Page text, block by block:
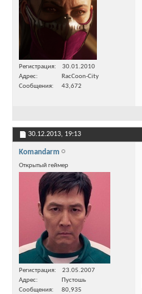
Регистрация
30.01.2010
Адрес
RacCoon-City
Сообщения
43,672
30.12.2013, 19:13
Komandarm
Открытый геймер
Регистрация
23.05.2007
Адрес
Пустошь
Сообщения
80,935